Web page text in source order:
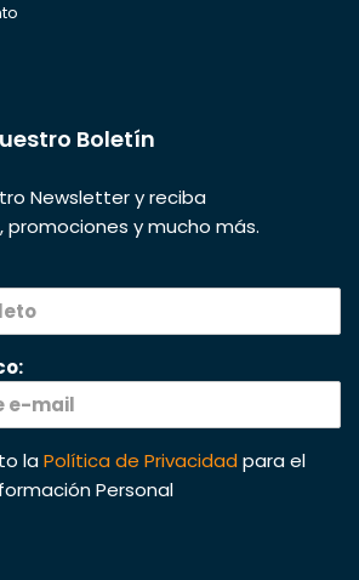
Boletín
Newsletter y reciba
y mucho más.
laPolítica de Privacidadpara el
Personal